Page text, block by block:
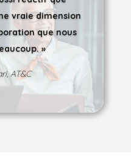
vraie dimension
que nous
»
AT&C